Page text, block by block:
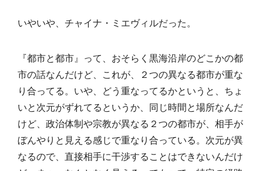
いやいや、チャイナ・ミエヴィルだった。
『都市と都市』って、おそらく黒海沿岸のどこかの都
市の話なんだけど、これが、２つの異なる都市が重な
り合ってる。いや、どう重なってるかというと、ちょ
いと次元がずれてるというか、同じ時間と場所なんだ
けど、政治体制や宗教が異なる２つの都市が、相手が
ぼんやりと見える感じで重なり合っている。次元が異
なるので、直接相手に干渉することはできないんだけ